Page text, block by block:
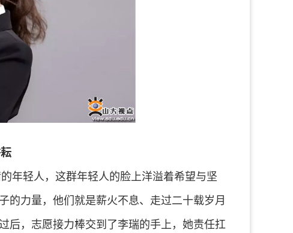
年轻人，这群年轻人的脸上洋溢着希望与坚
力量，他们就是薪火不息、走过二十载岁月
后，志愿接力棒交到了李瑞的手上，她责任扛